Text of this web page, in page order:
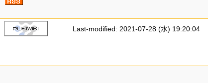
Last-modified: 2021-07-28 (水) 19:20:04